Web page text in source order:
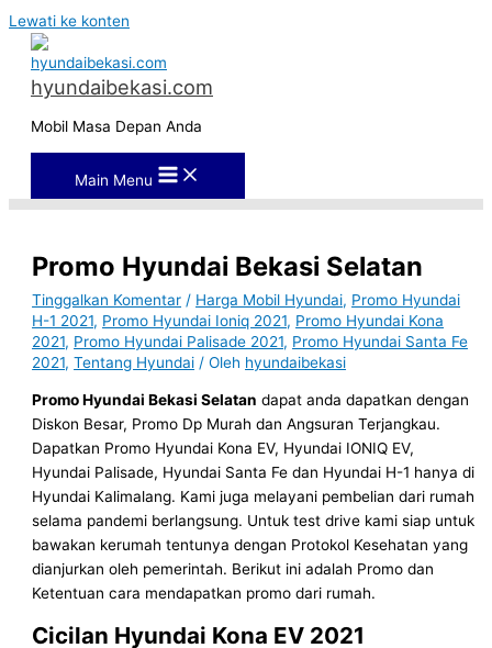
Lewati ke konten
hyundaibekasi.com
Mobil Masa Depan Anda
Main Menu
Promo Hyundai Bekasi Selatan
Tinggalkan Komentar / Harga Mobil Hyundai, Promo Hyundai
H-1 2021, Promo Hyundai Ioniq 2021, Promo Hyundai Kona
2021, Promo Hyundai Palisade 2021, Promo Hyundai Santa Fe
2021,Tentang Hyundai / Oleh hyundaibekasi
Promo Hyundai Bekasi Selatan dapat anda dapatkan dengan
Diskon Besar, Promo Dp Murah dan Angsuran Terjangkau.
Dapatkan Promo Hyundai Kona EV, Hyundai IONIQ EV,
Hyundai Palisade, Hyundai Santa Fe dan Hyundai H-1 hanya di
Hyundai Kalimalang. Kami juga melayani pembelian dari rumah
selama pandemi berlangsung. Untuk test drive kami siap untuk
bawakan kerumah tentunya dengan Protokol Kesehatan yang
dianjurkan oleh pemerintah. Berikut ini adalah Promo dan
Ketentuan cara mendapatkan promo dari rumah.
Cicilan Hyundai Kona EV 2021